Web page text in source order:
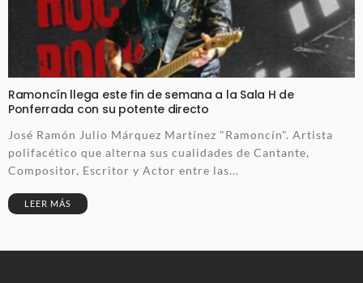
Ramoncín llega este fin de semana a la Sala H de
Ponferrada con su potente directo
José Ramón Julio Márquez Martínez "Ramoncín". Artista
polifacético que alterna sus cualidades de Cantante,
Compositor, Escritor y Actor entre las...
LEER MÁS